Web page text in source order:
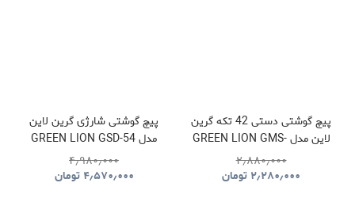
پیچ گوشتی دستی 42 تکه گرین
لاین مدل GREEN LION GMS-
42 MANUAL SCREWDRIVER
GNMGS42MSGY
۲٫۸۸۰٫۰۰۰
۲٫۲۸۰٫۰۰۰ تومان
پیچ گوشتی شارژی گرین لاین
مدل GREEN LION GSD-54
CORDLESS SCREWDRIVE
SET GNGSD54CSGN
۴٫۹۸۰٫۰۰۰
۴٫۵۷۰٫۰۰۰ تومان